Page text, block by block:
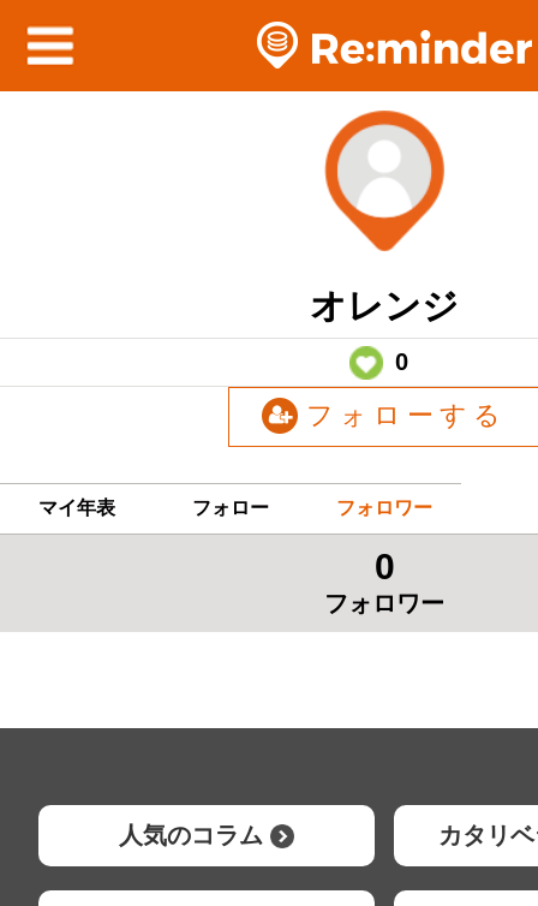
オレンジ
0
フォローする
マイ年表 フォロー フォロワー
0
フォロワー
人気のコラム カタリ